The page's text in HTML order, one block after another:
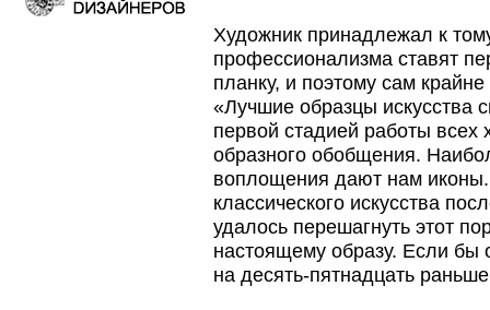
Художник принадлежал к
профессионализма ставят
планку, и поэтому сам
«Лучшие образцы искусства
первой стадией работы
образного обобщения.
воплощения дают нам
классического искусства
удалось перешагнуть этот
настоящему образу. Если бы
на десять-пятнадцать